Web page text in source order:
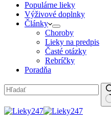
Populárne lieky
Výživové doplnky
Články
Choroby
Lieky na predpis
Časté otázky
Rebríčky
Poradňa
No